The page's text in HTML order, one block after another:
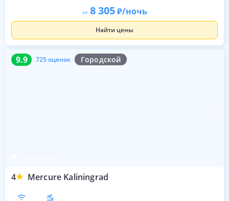
от 8 305 /ночь
Найти цены
9.9 725 оценок Городской
4 Mercure Kaliningrad
9.9 725 оценок